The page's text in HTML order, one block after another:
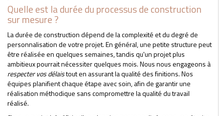
Quelle est la durée du processus de construction
sur mesure ?
La durée de construction dépend de la complexité et du degré de
personnalisation de votre projet. En général, une petite structure peut
être réalisée en quelques semaines, tandis qu'un projet plus
ambitieux pourrait nécessiter quelques mois. Nous nous engageons à
respecter vos délaistout en assurant la qualité des finitions. Nos
équipes planifient chaque étape avec soin, afin de garantir une
réalisation méthodique sans compromettre la qualité du travail
réalisé.